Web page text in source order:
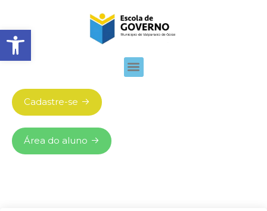
Abrir barra de ferramentas
Cadastre-se
Área do aluno